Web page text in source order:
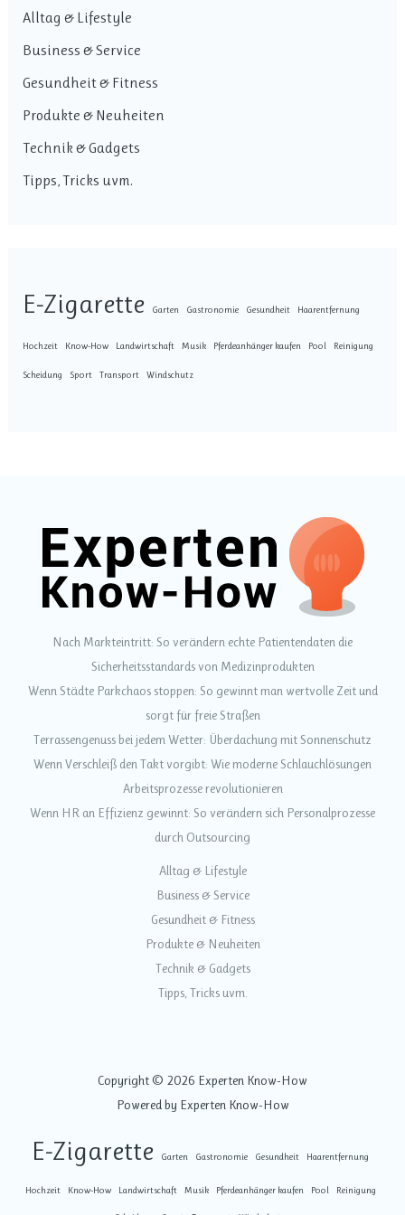
Alltag & Lifestyle
Business & Service
Gesundheit & Fitness
Produkte & Neuheiten
Technik & Gadgets
Tipps, Tricks uvm.
E-Zigarette Garten Gastronomie Gesundheit Haarentfernung
Hochzeit Know-How Landwirtschaft Musik Pferdeanhänger kaufen Pool Reinigung
Scheidung Sport Transport Windschutz
Nach Markteintritt: So verändern echte Patientendaten die
Sicherheitsstandards von Medizinprodukten
Wenn Städte Parkchaos stoppen: So gewinnt man wertvolle Zeit und
sorgt für freie Straßen
Terrassengenuss bei jedem Wetter: Überdachung mit Sonnenschutz
Wenn Verschleiß den Takt vorgibt: Wie moderne Schlauchlösungen
Arbeitsprozesse revolutionieren
Wenn HR an Effizienz gewinnt: So verändern sich Personalprozesse
durch Outsourcing
Alltag & Lifestyle
Business & Service
Gesundheit & Fitness
Produkte & Neuheiten
Technik & Gadgets
Tipps, Tricks uvm.
Copyright © 2026 Experten Know-How
Powered by Experten Know-How
E-Zigarette Garten Gastronomie Gesundheit Haarentfernung
Hochzeit Know-How Landwirtschaft Musik Pferdeanhänger kaufen Pool Reinigung